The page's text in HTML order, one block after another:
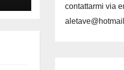
contattarmi via